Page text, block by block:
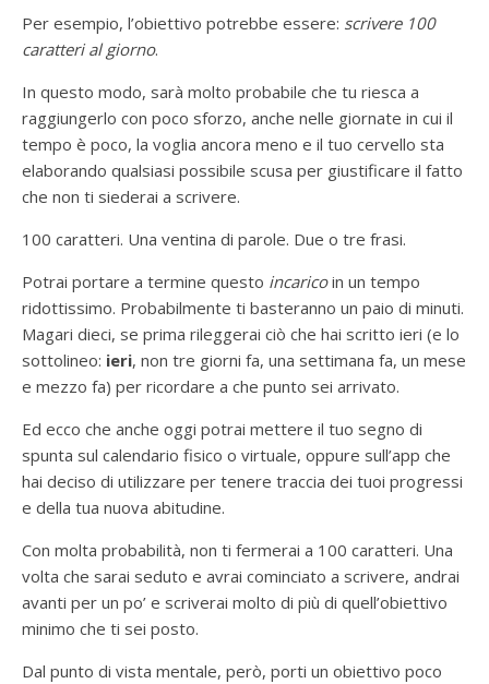
Per esempio, l’obiettivo potrebbe essere: scrivere 100
caratteri al giorno.
In questo modo, sarà molto probabile che tu riesca a
raggiungerlo con poco sforzo, anche nelle giornate in cui il
tempo è poco, la voglia ancora meno e il tuo cervello sta
elaborando qualsiasi possibile scusa per giustificare il fatto
che non ti siederai a scrivere.
100 caratteri. Una ventina di parole. Due o tre frasi.
Potrai portare a termine questo incaricoin un tempo
ridottissimo. Probabilmente ti basteranno un paio di minuti.
Magari dieci, se prima rileggerai ciò che hai scritto ieri (e lo
sottolineo: ieri, non tre giorni fa, una settimana fa, un mese
e mezzo fa) per ricordare a che punto sei arrivato.
Ed ecco che anche oggi potrai mettere il tuo segno di
spunta sul calendario fisico o virtuale, oppure sull’app che
hai deciso di utilizzare per tenere traccia dei tuoi progressi
e della tua nuova abitudine.
Con molta probabilità, non ti fermerai a 100 caratteri. Una
volta che sarai seduto e avrai cominciato a scrivere, andrai
avanti per un po’ e scriverai molto di più di quell’obiettivo
minimo che ti sei posto.
Dal punto di vista mentale, però, porti un obiettivo poco